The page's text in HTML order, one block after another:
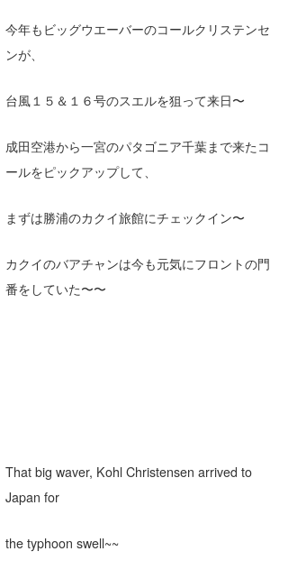
今年もビッグウエーバーのコールクリステンセ
ンが、
台風１５＆１６号のスエルを狙って来日〜
成田空港から一宮のパタゴニア千葉まで来たコ
ールをピックアップして、
まずは勝浦のカクイ旅館にチェックイン〜
カクイのバアチャンは今も元気にフロントの門
番をしていた〜〜
That big waver, Kohl Christensen arrived to
Japan for
the typhoon swell~~